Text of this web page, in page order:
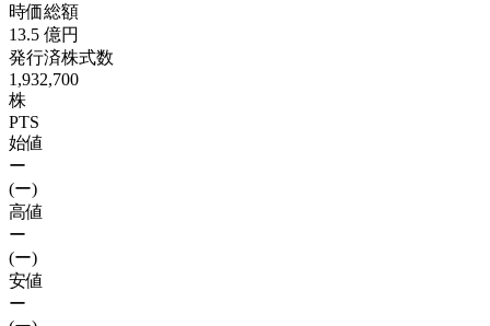
時価総額
13.5 億円
発行済株式数
1,932,700
株
PTS
始値
ー
(ー)
高値
ー
(ー)
安値
ー